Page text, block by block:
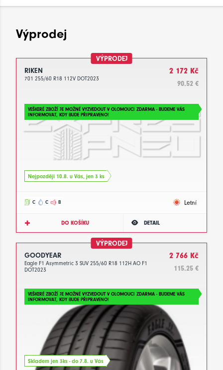
Výprodej
VÝPRODEJ
RIKEN
701 255/60 R18 112V DOT2023
2 172 Kč
90.52 €
VEŠKERÉ ZBOŽÍ JE MOŽNÉ VYZVEDOUT V OLOMOUCI ZDARMA - BUDEME VÁS
INFORMOVAT, KDY BUDE PŘIPRAVENO!
Nejpozději 10.8. u Vás, jen 3 ks
C C B Letní
DO KOŠÍKU DETAIL
VÝPRODEJ
GOODYEAR
Eagle F1 Asymmetric 3 SUV 255/60 R18 112H AO F1
DOT2023
2 766 Kč
115.25 €
VEŠKERÉ ZBOŽÍ JE MOŽNÉ VYZVEDOUT V OLOMOUCI ZDARMA - BUDEME VÁS
INFORMOVAT, KDY BUDE PŘIPRAVENO!
Skladem jen 3ks - do 7.8. u Vás